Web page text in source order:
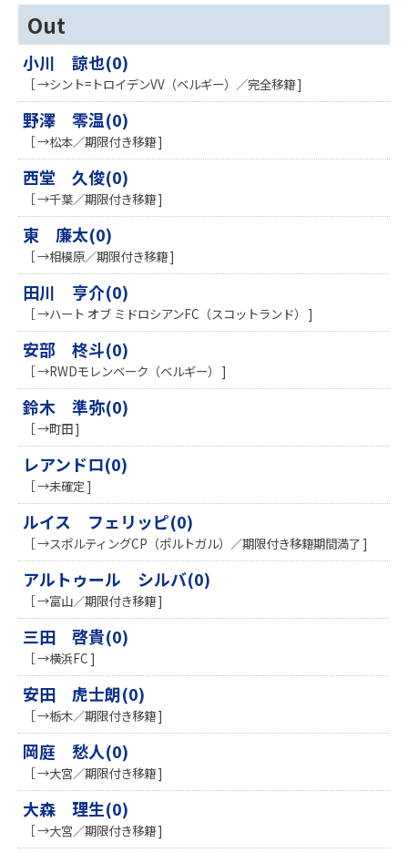
Out
小川 諒也(0)
［ →シント=トロイデンVV（ベルギー）／完全移籍 ]
野澤 零温(0)
［ →松本／期限付き移籍 ]
西堂 久俊(0)
［ →千葉／期限付き移籍 ]
東 廉太(0)
［ →相模原／期限付き移籍 ]
田川 亨介(0)
［ →ハート オブ ミドロシアンFC（スコットランド） ]
安部 柊斗(0)
［ →RWDモレンベーク（ベルギー） ]
鈴木 準弥(0)
［ →町田 ]
レアンドロ(0)
［ →未確定 ]
ルイス フェリッピ(0)
［ →スポルティングCP（ポルトガル）／期限付き移籍期間満了 ]
アルトゥール シルバ(0)
［ →富山／期限付き移籍 ]
三田 啓貴(0)
［ →横浜FC ]
安田 虎士朗(0)
［ →栃木／期限付き移籍 ]
岡庭 愁人(0)
［ →大宮／期限付き移籍 ]
大森 理生(0)
［ →大宮／期限付き移籍 ]